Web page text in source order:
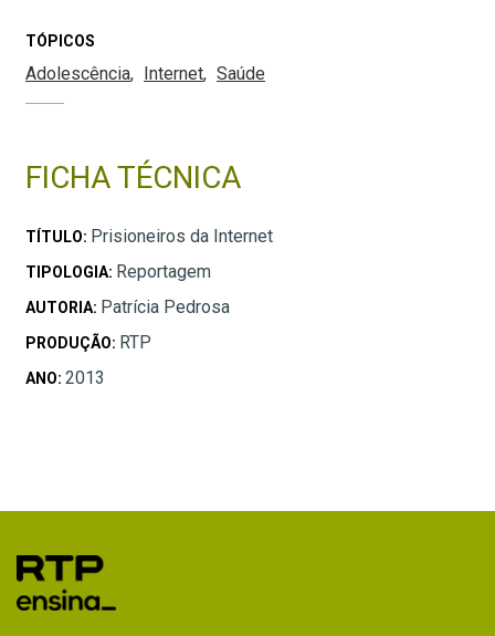
TÓPICOS
Adolescência Internet Saúde
FICHA TÉCNICA
TÍTULO: Prisioneiros da Internet
TIPOLOGIA: Reportagem
AUTORIA: Patrícia Pedrosa
PRODUÇÃO: RTP
ANO: 2013